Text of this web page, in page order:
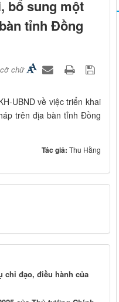
bổ sung một
tỉnh Đồng
chữ
UBND về việc triển khai
trên địa bàn tỉnh Đồng
Tác giả: Thu Hằng
chỉ đạo, điều hành của